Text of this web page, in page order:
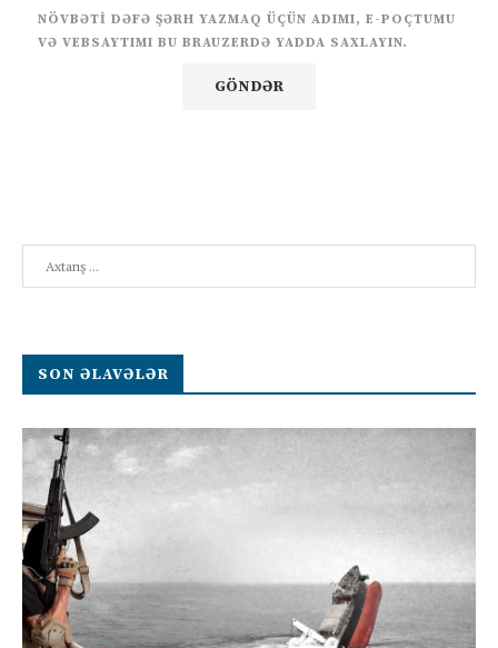
NÖVBƏTI DƏFƏ ŞƏRH YAZMAQ ÜÇÜN ADIMI, E-POÇTUMU
VƏ VEBSAYTIMI BU BRAUZERDƏ YADDA SAXLAYIN.
SON ƏLAVƏLƏR